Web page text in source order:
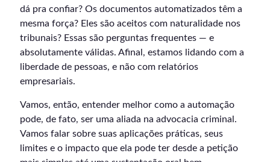
dá pra confiar? Os documentos automatizados têm a
mesma força? Eles são aceitos com naturalidade nos
tribunais? Essas são perguntas frequentes — e
absolutamente válidas. Afinal, estamos lidando com a
liberdade de pessoas, e não com relatórios
empresariais.
Vamos, então, entender melhor como a automação
pode, de fato, ser uma aliada na advocacia criminal.
Vamos falar sobre suas aplicações práticas, seus
limites e o impacto que ela pode ter desde a petição